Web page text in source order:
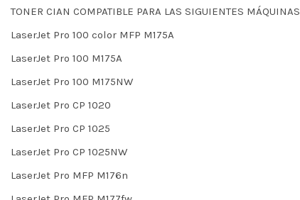
TONER CIAN COMPATIBLE PARA LAS SIGUIENTES
LaserJet Pro 100 color MFP M175A
LaserJet Pro 100 M175A
LaserJet Pro 100 M175NW
LaserJet Pro CP 1020
LaserJet Pro CP 1025
LaserJet Pro CP 1025NW
LaserJet Pro MFP M176n